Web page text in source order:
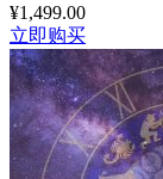
¥1,499.00
立即购买